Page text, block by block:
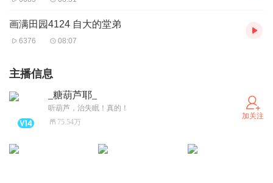
画满田园4124 自大的堂弟
6376 08:07
主播信息
_糖葫芦耶_
听葫芦，治失眠！真的！
75.54万
加关注